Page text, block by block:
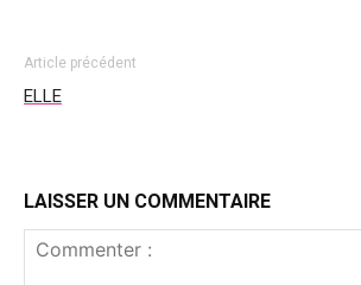
Article précédent
ELLE
LAISSER UN COMMENTAIRE